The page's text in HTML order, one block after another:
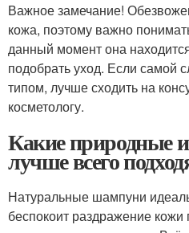
Важное замечание!
кожа, поэтому важно
данный момент она
подобрать уход. Если самой
типом, лучше сходить на
косметологу.
Какие природные
лучше всего
Натуральные шампуни
беспокоит раздражение